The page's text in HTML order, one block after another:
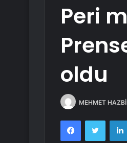
Peri
oldu
MEHMET
FacebookTwitter